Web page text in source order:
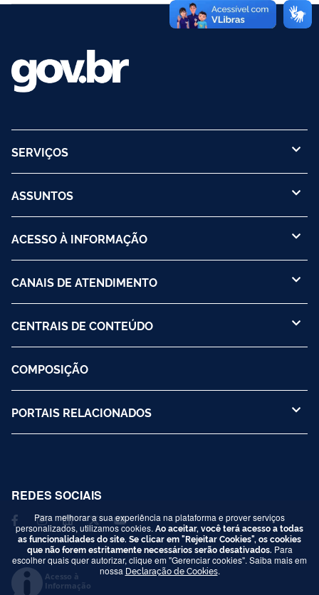
SERVIÇOS
ASSUNTOS
ACESSO À INFORMAÇÃO
CANAIS DE ATENDIMENTO
CENTRAIS DE CONTEÚDO
COMPOSIÇÃO
PORTAIS RELACIONADOS
REDES SOCIAIS
Acesso à
Informação
Para melhorar a sua experiência na plataforma e prover serviços
personalizados, utilizamos cookies. Ao aceitar, você terá acesso a todas
as funcionalidades do site. Se clicar em "Rejeitar Cookies", os cookies
que não forem estritamente necessários serão desativados. Para
escolher quais quer autorizar, clique em "Gerenciar cookies". Saiba mais em
nossa Declaração de Cookies.